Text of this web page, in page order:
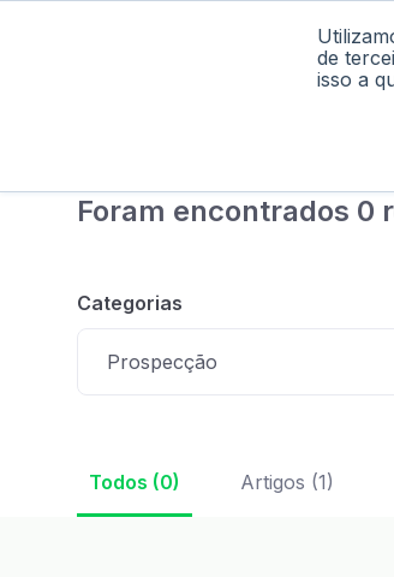
de
isso a
Foram encontrados 0
Categorias
Prospecção
Todos (0) Artigos (1)